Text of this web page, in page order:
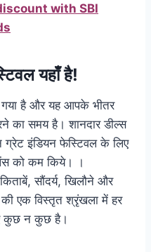
with SBI
यहाँ है!
है और यह आपके भीतर
का समय है। शानदार डील्स
इंडियन फेस्टिवल के लिए
को कम किये। ।
सौंदर्य, खिलौने और
की एक विस्तृत श्रृंखला में हर
कुछ न कुछ है।